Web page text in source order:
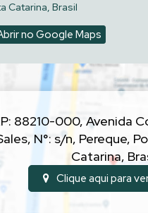
Catarina, Brasil
no Google Maps
88210-000, Avenida
, N°: s/n, Pereque,
Catarina,
Clique aqui para